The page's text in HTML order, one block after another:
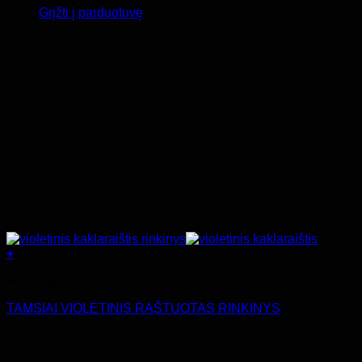
Grįžti į parduotuvę
+
TAMSIAI VIOLETINIS RAŠTUOTAS RINKINYS